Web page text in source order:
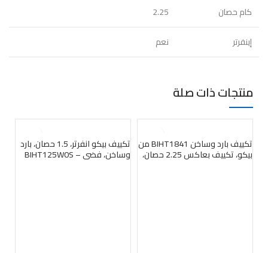
كام حصان
2.25
إينفرتر
نعم
منتجات ذات صلة
تكييف بارد وساخن ‎BIHT1841 من
بيكو، تكييف بعاكس 2.25 حصان،
تكييف بيكو انفرتر، 1.5 حصان، بارد
وساخن، فضي – BIHT125W0S